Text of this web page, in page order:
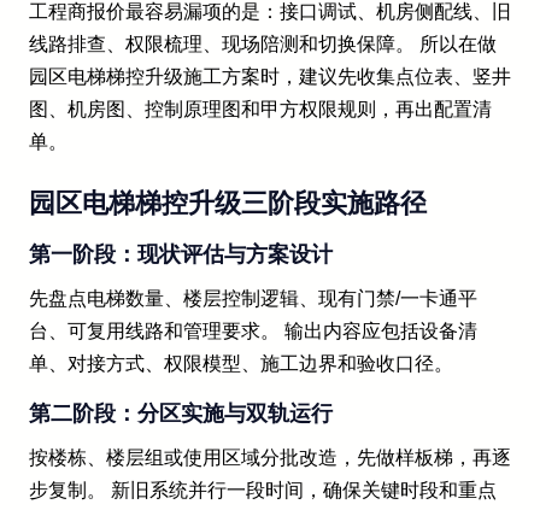
工程商报价最容易漏项的是：接口调试、机房侧配线、旧
线路排查、权限梳理、现场陪测和切换保障。 所以在做
园区电梯梯控升级施工方案时，建议先收集点位表、竖井
图、机房图、控制原理图和甲方权限规则，再出配置清
单。
园区电梯梯控升级三阶段实施路径
第一阶段：现状评估与方案设计
先盘点电梯数量、楼层控制逻辑、现有门禁/一卡通平
台、可复用线路和管理要求。 输出内容应包括设备清
单、对接方式、权限模型、施工边界和验收口径。
第二阶段：分区实施与双轨运行
按楼栋、楼层组或使用区域分批改造，先做样板梯，再逐
步复制。 新旧系统并行一段时间，确保关键时段和重点